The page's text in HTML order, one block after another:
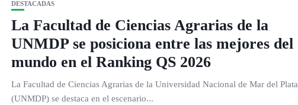
DESTACADAS
La Facultad de Ciencias Agrarias de la
UNMDP se posiciona entre las mejores del
mundo en el Ranking QS 2026
La Facultad de Ciencias Agrarias de la Universidad Nacional de Mar del Plata
(UNMDP) se destaca en el escenario...